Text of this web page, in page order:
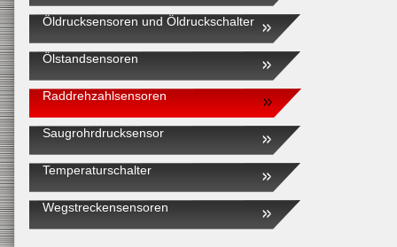
Öldrucksensoren und Öldruckschalter
Ölstandsensoren
Raddrehzahlsensoren
Saugrohrdrucksensor
Temperaturschalter
Wegstreckensensoren